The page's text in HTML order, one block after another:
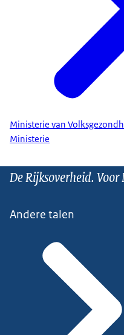
Ministerie van
Ministerie
De Rijksoverheid.
Andere talen